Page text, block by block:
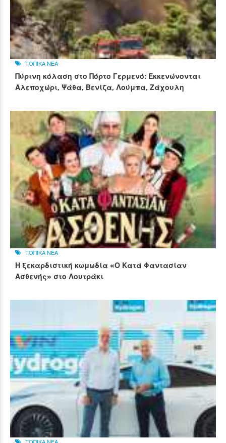
ΤΟΠΙΚΑ ΝΕΑ
Πύρινη κόλαση στο Πόρτο Γερμενό: Εκκενώνονται
Αλεποχώρι, Ψάθα, Βενίζα, Λούμπα, Ζάχουλη
ΤΟΠΙΚΑ ΝΕΑ
Η ξεκαρδιστική κωμωδία «Ο Κατά Φαντασίαν
Ασθενής» στο Λουτράκι